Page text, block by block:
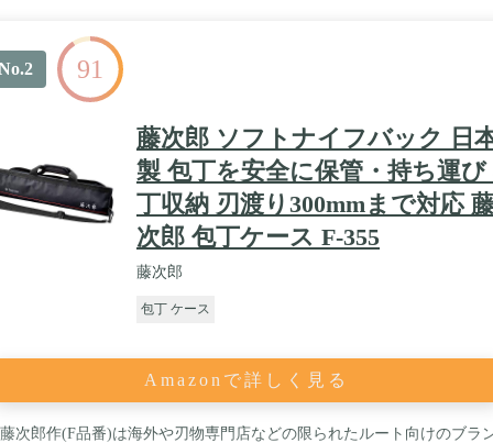
91
藤次郎 ソフトナイフバック 日
製 包丁を安全に保管・持ち運び
丁収納 刃渡り300mmまで対応
次郎 包丁ケース F-355
藤次郎
包丁 ケース
Amazonで詳しく見る
次郎作(F品番)は海外や刃物専門店などの限られたルート向けのブラ